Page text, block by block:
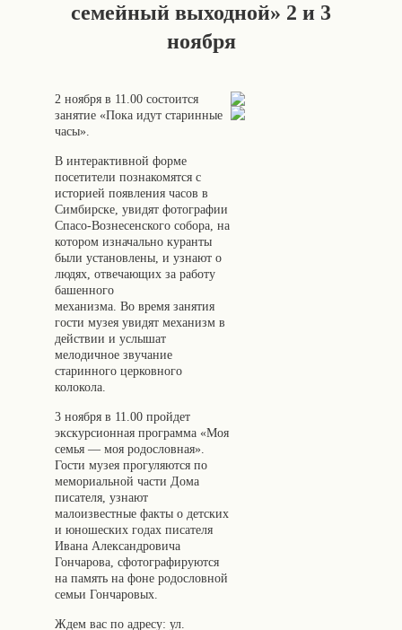
семейный выходной» 2 и 3
ноября
2 ноября в 11.00 состоится
занятие «Пока идут старинные
часы».
В интерактивной форме
посетители познакомятся с
историей появления часов в
Симбирске, увидят фотографии
Спасо-Вознесенского собора, на
котором изначально куранты
были установлены, и узнают о
людях, отвечающих за работу
башенного
механизма. Во время занятия
гости музея увидят механизм в
действии и услышат
мелодичное звучание
старинного церковного
колокола.
3 ноября в 11.00 пройдет
экскурсионная программа «Моя
семья — моя родословная».
Гости музея прогуляются по
мемориальной части Дома
писателя, узнают
малоизвестные факты о детских
и юношеских годах писателя
Ивана Александровича
Гончарова, сфотографируются
на память на фоне родословной
семьи Гончаровых.
Ждем вас по адресу: ул.